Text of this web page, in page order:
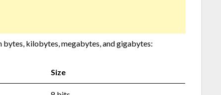
kilobytes, megabytes, and gigabytes:
Size